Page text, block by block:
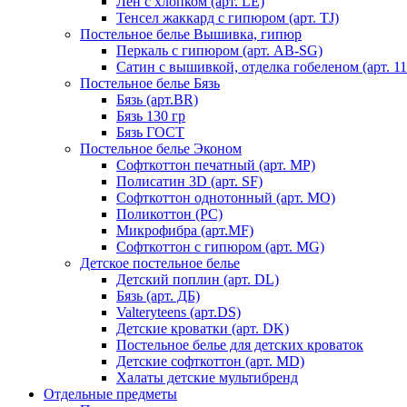
Тенсел жаккард с гипюром (арт. TJ)
Постельное белье Вышивка, гипюр
Перкаль с гипюром (арт. AB-SG)
Сатин с вышивкой, отделка гобеленом (арт.
Постельное белье Бязь
Бязь (арт.BR)
Бязь 130 гр
Бязь ГОСТ
Постельное белье Эконом
Софткоттон печатный (арт. MР)
Полисатин 3D (арт. SF)
Софткоттон однотонный (арт. MO)
Поликоттон (PC)
Микрофибра (арт.MF)
Софткоттон с гипюром (арт. MG)
Детское постельное белье
Детский поплин (арт. DL)
Бязь (арт. ДБ)
Valteryteens (арт.DS)
Детские кроватки (арт. DK)
Постельное белье для детских кроваток
Детские софткоттон (арт. MD)
Халаты детские мультибренд
Отдельные предметы